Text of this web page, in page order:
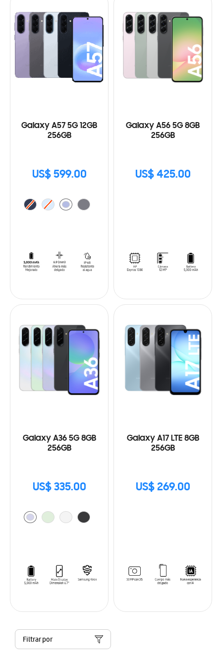
Galaxy A57 5G 12GB
256GB
US$ 599.00
Galaxy A56 5G 8GB
256GB
US$ 425.00
Galaxy A36 5G 8GB
256GB
US$ 335.00
Galaxy A17 LTE 8GB
256GB
US$ 269.00
Filtrar por